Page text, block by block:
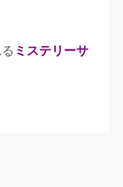
ミステリーサ